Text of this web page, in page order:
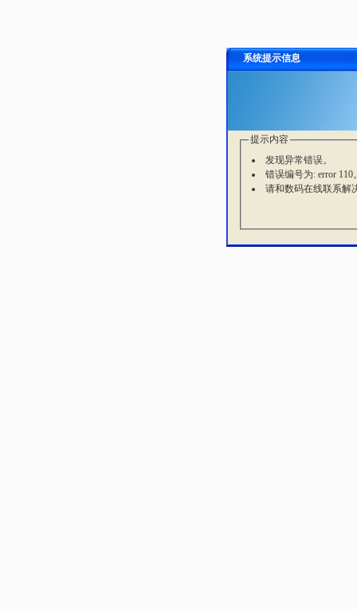
系统提示信息
提示内容
发现异常错误。
错误编号为: error 110
请和数码在线联系解